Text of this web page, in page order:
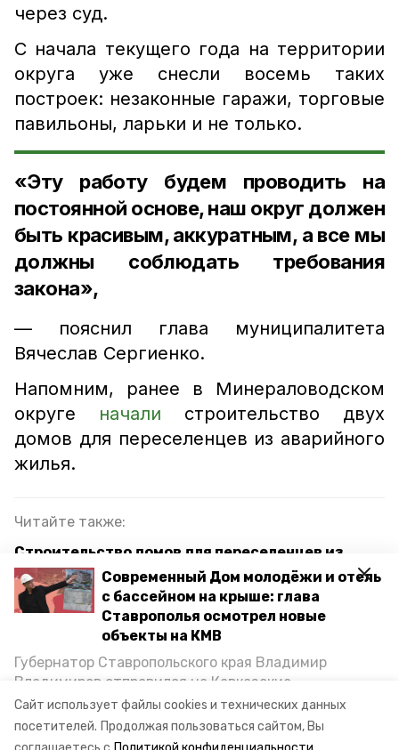
Сайт использует файлы cookies и технических данных
посетителей. Продолжая пользоваться сайтом, Вы
Современный Дом молодёжи и отель
с бассейном на крыше: глава
Ставрополья осмотрел новые
объекты на КМВ
Губернатор Ставропольского края Владимир
Владимиров отправился на Кавказские
Минеральные Воды, чтобы проинспектировать
строительство объектов в Кисловодске и
Минводах, а также выслушать предложения о
через суд.
С начала текущего года на территории
округа уже снесли восемь таких
построек: незаконные гаражи, торговые
павильоны, ларьки и не только.
«Эту работу будем проводить на
постоянной основе, наш округ должен
быть красивым, аккуратным, а все мы
должны соблюдать требования
закона»,
— пояснил глава муниципалитета
Вячеслав Сергиенко.
Напомним, ранее в Минераловодском
округе начали строительство двух
домов для переселенцев из аварийного
жилья.
Читайте также:
Строительство домов для переселенцев из
аварийного жилья продолжается в Минводах
В Минеральных Водах сносят незаконные
незаконные постройки снос